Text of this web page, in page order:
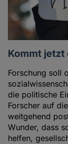
Kommt jetzt
Forschung soll
die politische
Forscher auf
weitgehend
Wunder, dass
helfen,